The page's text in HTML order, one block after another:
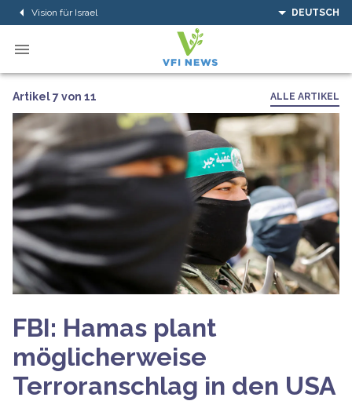
Vision für Israel DEUTSCH
Artikel 7 von 11 ALLE ARTIKEL
FBI: Hamas plant
möglicherweise
Terroranschlag in den USA